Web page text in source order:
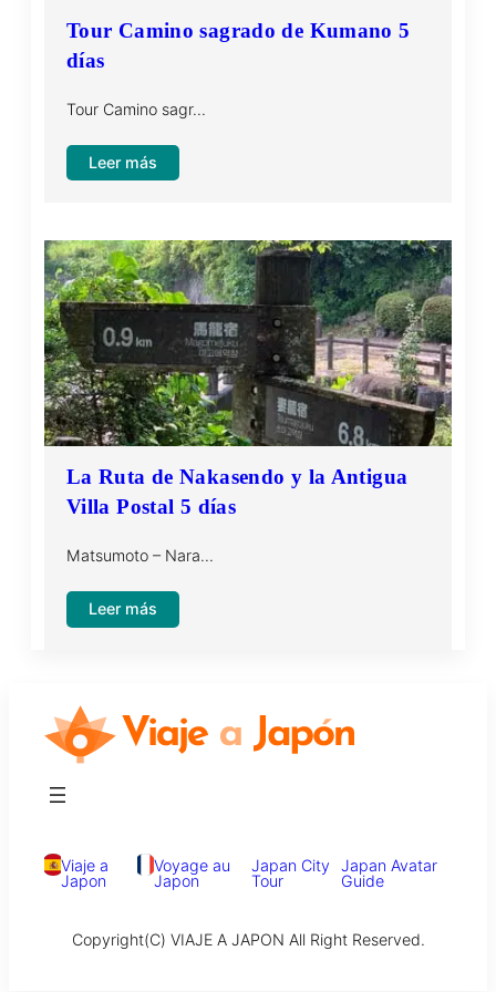
Tour Camino sagrado de Kumano 5
días
Tour Camino sagr…
Leer más
sagrado
de
Kumano
días
La Ruta de Nakasendo y la Antigua
Villa Postal 5 días
Matsumoto – Nara…
Leer más
La
Nakasendo
y
5
Viaje a
Japon
Voyage au
Japon
Japan City
Tour
Japan Avatar
Guide
Copyright(C) VIAJE A JAPON All Right Reserved.